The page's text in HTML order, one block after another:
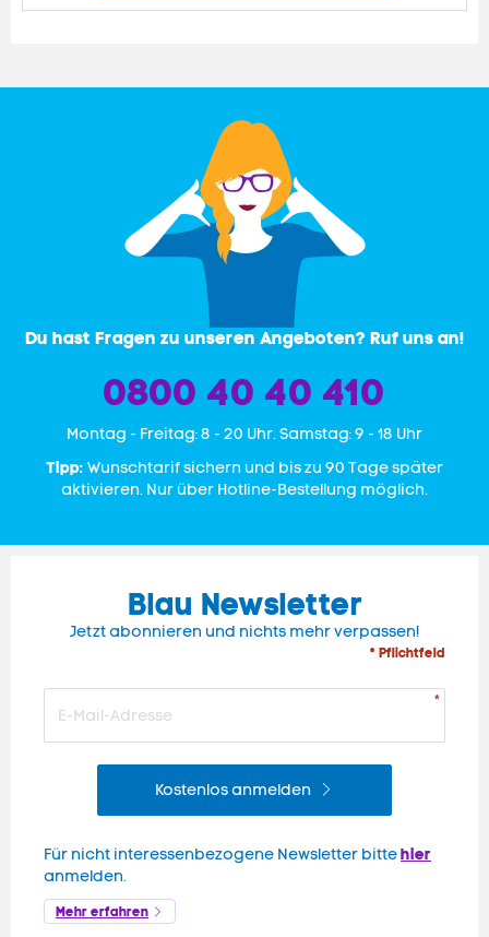
Du hast Fragen zu unseren Angeboten? Ruf uns an!
0800 40 40 410
Mon­tag - Freitag: 8 - 20 Uhr. Samstag: 9 - 18 Uhr
Tipp: Wunschtarif sichern und bis zu 90 Tage später
aktivieren. Nur über Hotline-Bestellung möglich.
Blau Newsletter
Jetzt abonnieren und nichts mehr verpassen!
* Pflichtfeld
Kostenlos anmelden
Für nicht interessenbezogene Newsletter bittehier
anmelden.
Mehr erfahren